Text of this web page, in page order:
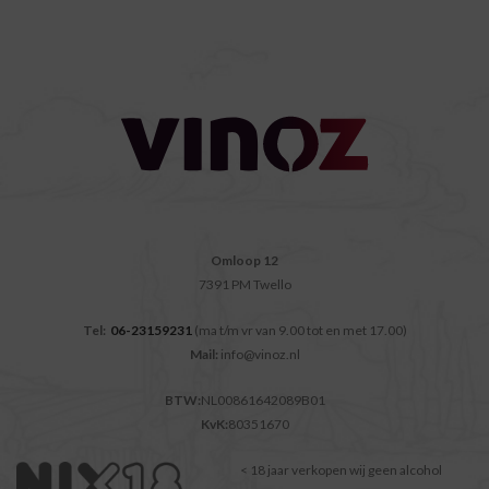
Omloop 12
7391 PM Twello
Tel: 06-23159231 (ma t/m vr van 9.00 tot en met 17.00)
Mail: info@vinoz.nl
BTW:NL00861642089B01
KvK:80351670
< 18 jaar verkopen wij geen alcohol